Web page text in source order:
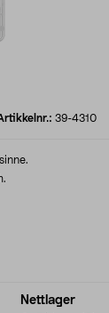
39-4310
Nettlager